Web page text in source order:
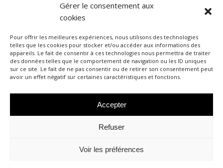
Gérer le consentement aux
cookies
Pour offrir les meilleures expériences, nous utilisons des technologies
telles que les cookies pour stocker et/ou accéder aux informations des
appareils. Le fait de consentir à ces technologies nous permettra de traiter
des données telles que le comportement de navigation ou les ID uniques
sur ce site. Le fait de ne pas consentir ou de retirer son consentement peut
avoir un effet négatif sur certaines caractéristiques et fonctions.
Accepter
Refuser
Voir les préférences